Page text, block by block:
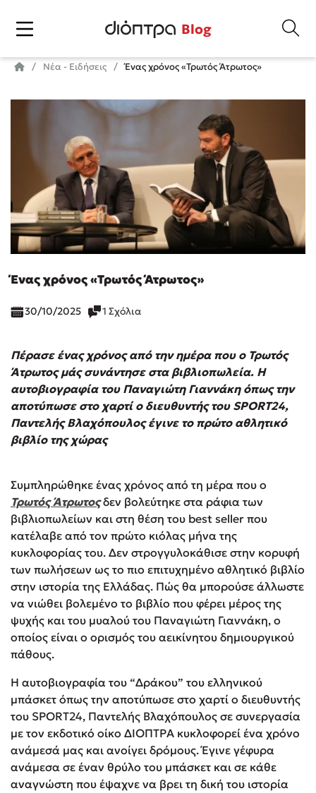
Blog
Νέα - Ειδήσεις Ένας χρόνος «Τρωτός Άτρωτος»
Ένας χρόνος «Τρωτός Άτρωτος»
30/10/2025 1 Σχόλια
Πέρασε ένας χρόνος από την ημέρα που ο Τρωτός
Άτρωτος μάς συνάντησε στα βιβλιοπωλεία. Η
αυτοβιογραφία του Παναγιώτη Γιαννάκη όπως την
αποτύπωσε στο χαρτί ο διευθυντής του SPORT24,
Παντελής Βλαχόπουλος έγινε το πρώτο αθλητικό
βιβλίο της χώρας
Συμπληρώθηκε ένας χρόνος από τη μέρα που ο
Τρωτός Άτρωτοςδεν βολεύτηκε στα ράφια των
βιβλιοπωλείων και στη θέση του best seller που
κατέλαβε από τον πρώτο κιόλας μήνα της
κυκλοφορίας του. Δεν στρογγυλοκάθισε στην κορυφή
των πωλήσεων ως το πιο επιτυχημένο αθλητικό βιβλίο
στην ιστορία της Ελλάδας. Πώς θα μπορούσε άλλωστε
να νιώθει βολεμένο το βιβλίο που φέρει μέρος της
ψυχής και του μυαλού του Παναγιώτη Γιαννάκη, ο
οποίος είναι ο ορισμός του αεικίνητου δημιουργικού
πάθους.
Η αυτοβιογραφία του “Δράκου” του ελληνικού
μπάσκετ όπως την αποτύπωσε στο χαρτί ο διευθυντής
του SPORT24, Παντελής Βλαχόπουλος σε συνεργασία
με τον εκδοτικό οίκο ΔΙΟΠΤΡΑ κυκλοφορεί ένα χρόνο
ανάμεσά μας και ανοίγει δρόμους. Έγινε γέφυρα
ανάμεσα σε έναν θρύλο του μπάσκετ και σε κάθε
αναγνώστη που έψαχνε να βρει τη δική του ιστορία